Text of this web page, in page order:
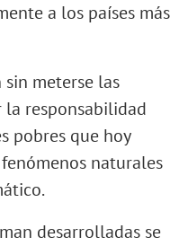
a los países más
meterse las
responsabilidad
pobres que hoy
naturales
desarrolladas se